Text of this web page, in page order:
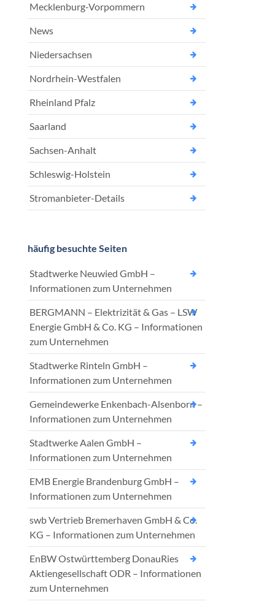
Mecklenburg-Vorpommern
News
Niedersachsen
Nordrhein-Westfalen
Rheinland Pfalz
Saarland
Sachsen-Anhalt
Schleswig-Holstein
Stromanbieter-Details
häufig besuchte Seiten
Stadtwerke Neuwied GmbH –
Informationen zum Unternehmen
BERGMANN – Elektrizität & Gas – LSW
Energie GmbH & Co. KG – Informationen
zum Unternehmen
Stadtwerke Rinteln GmbH –
Informationen zum Unternehmen
Gemeindewerke Enkenbach-Alsenborn –
Informationen zum Unternehmen
Stadtwerke Aalen GmbH –
Informationen zum Unternehmen
EMB Energie Brandenburg GmbH –
Informationen zum Unternehmen
swb Vertrieb Bremerhaven GmbH & Co.
KG – Informationen zum Unternehmen
EnBW Ostwürttemberg DonauRies
Aktiengesellschaft ODR – Informationen
zum Unternehmen